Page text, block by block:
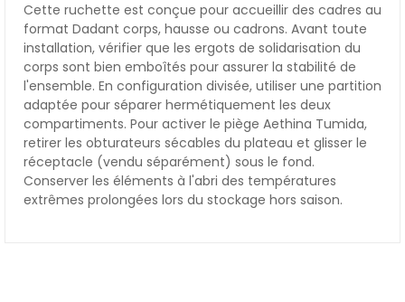
Cette ruchette est conçue pour accueillir des cadres au
format Dadant corps, hausse ou cadrons. Avant toute
installation, vérifier que les ergots de solidarisation du
corps sont bien emboîtés pour assurer la stabilité de
l'ensemble. En configuration divisée, utiliser une partition
adaptée pour séparer hermétiquement les deux
compartiments. Pour activer le piège Aethina Tumida,
retirer les obturateurs sécables du plateau et glisser le
réceptacle (vendu séparément) sous le fond.
Conserver les éléments à l'abri des températures
extrêmes prolongées lors du stockage hors saison.